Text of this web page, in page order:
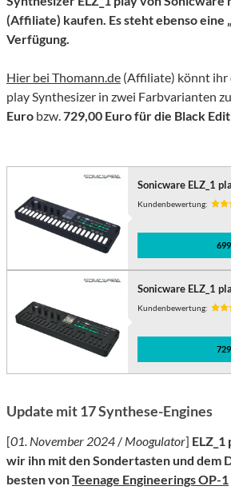
(Affiliate) kaufen. Es steht ebenso eine
Verfügung.
Hier bei Thomann.de (Affiliate) könnt ihr
play Synthesizer in zwei Farbvarianten
Euro bzw.729,00 Euro für die Black
Sonicware ELZ_1
Kundenbewertung:
Sonicware ELZ_1
Kundenbewertung:
Update mit 17 Synthese-Engines
[01. November 2024 / Moogulator]
wir ihn mit den Sondertasten und dem
besten vonTeenage Engineerings OP-1